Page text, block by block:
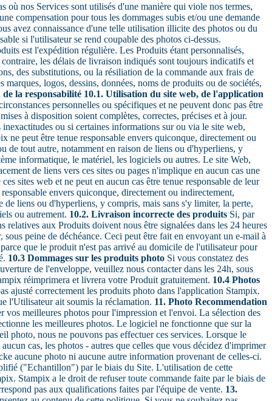
où nos Services sont utilisés d'une manière qui viole nos termes,
compensation pour tous les dommages subis et/ou une demande
avez connaissance d'une telle utilisation illicite des photos ou du
si l'utilisateur se rend coupable des photos ci-dessus.
est l'expédition régulière. Les Produits étant personnalisés,
les délais de livraison indiqués sont toujours indicatifs et
des substitutions, ou la résiliation de la commande aux frais de
logos, dessins, données, noms de produits ou de sociétés,
la responsabilité 10.1. Utilisation du site web, de l'application
personnelles ou spécifiques et ne peuvent donc pas être
à disposition soient complètes, correctes, précises et à jour.
ou si certaines informations sur ou via le site web,
peut être tenue responsable envers quiconque, directement ou
de tout autre, notamment en raison de liens ou d'hyperliens, y
informatique, le matériel, les logiciels ou autres. Le site Web,
de liens vers ces sites ou pages n'implique en aucun cas une
sites web et ne peut en aucun cas être tenue responsable de leur
envers quiconque, directement ou indirectement,
liens ou d'hyperliens, y compris, mais sans s'y limiter, la perte,
ou autrement. 10.2. Livraison incorrecte des produits Si, par
aux Produits doivent nous être signalées dans les 24 heures
peine de déchéance. Ceci peut être fait en envoyant un e-mail à
que le produit n'est pas arrivé au domicile de l'utilisateur pour
10.3 Dommages sur les produits photo Si vous constatez des
de l'enveloppe, veuillez nous contacter dans les 24h, sous
réimprimera et livrera votre Produit gratuitement. 10.4 Photos
ajusté correctement les produits photo dans l'application Stampix.
l'Utilisateur ait soumis la réclamation. 11. Photo Recommendation
meilleures photos pour l'impression et l'envoi. La sélection des
les meilleures photos. Le logiciel ne fonctionne que sur la
photo, nous ne pouvons pas effectuer ces services. Lorsque le
cas, les photos - autres que celles que vous décidez d'imprimer
aucune photo ni aucune autre information provenant de celles-ci.
("Echantillon") par le biais du Site. L'utilisation de cette
Stampix a le droit de refuser toute commande faite par le biais de
pas aux qualifications faites par l'équipe de vente. 13.